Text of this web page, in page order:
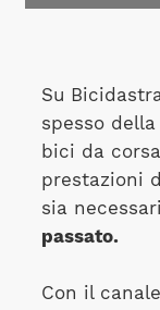
Su
spesso
bici da
prestazioni
sia
passato.
Con il